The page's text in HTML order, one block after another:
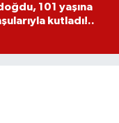
101 yaşına
kutladı!..